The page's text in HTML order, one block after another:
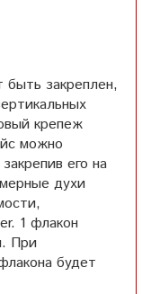
закреплен,
крепеж
можно
его на
духи
1 флакон
При
будет